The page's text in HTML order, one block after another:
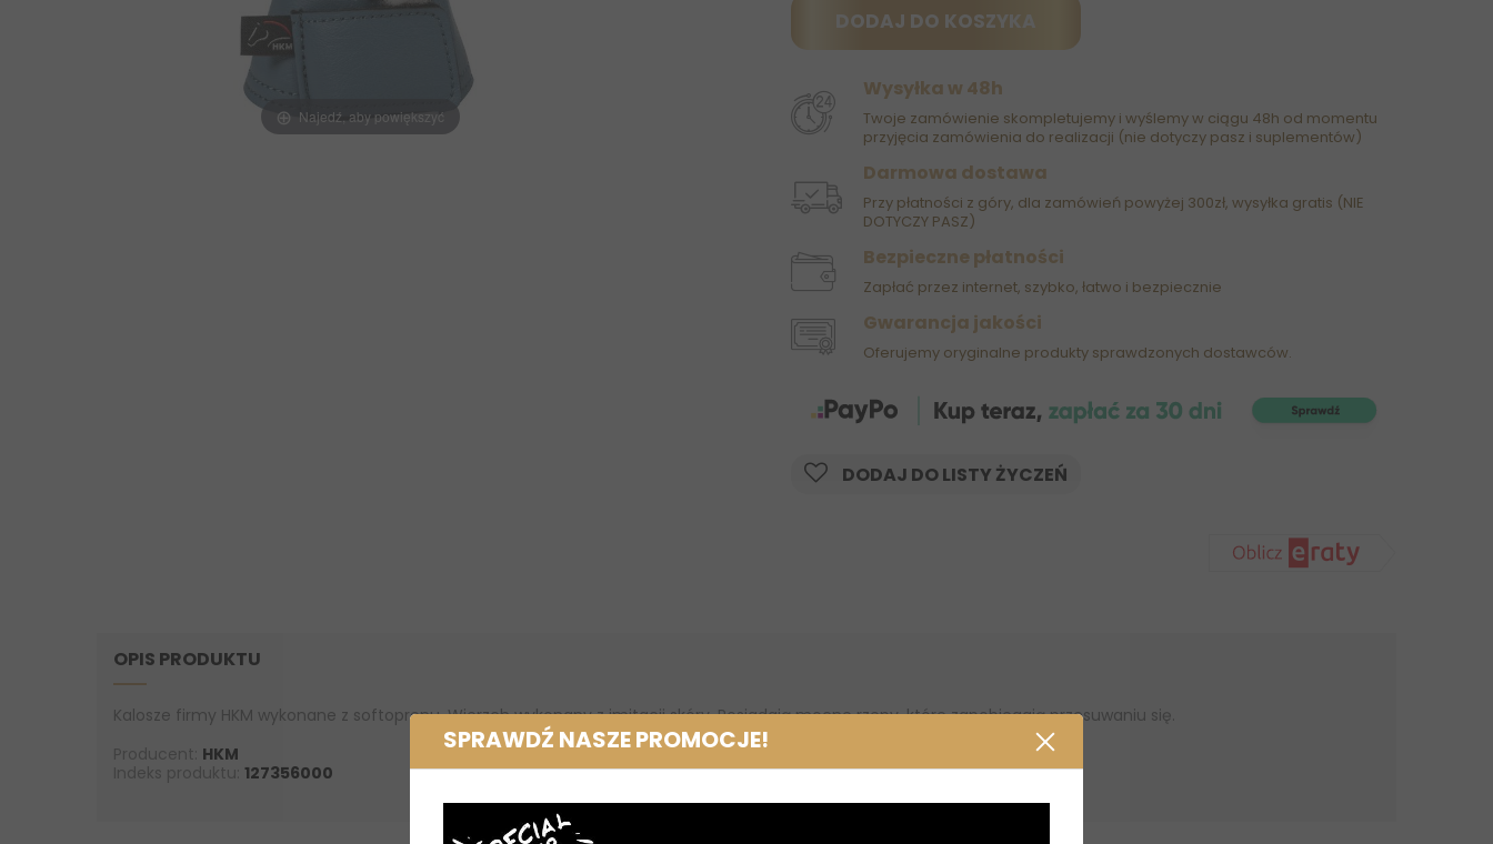
SPRAWDŹ NASZE PROMOCJE!
Najedź, aby powiększyć
DODAJ DO KOSZYKA
Wysyłka w 48h
Twoje zamówienie skompletujemy i wyślemy w ciągu 48h od momentu
przyjęcia zamówienia do realizacji (nie dotyczy pasz i suplementów)
Darmowa dostawa
Przy płatności z góry, dla zamówień powyżej 300zł, wysyłka gratis (NIE
DOTYCZY PASZ)
Bezpieczne płatności
Zapłać przez internet, szybko, łatwo i bezpiecznie
Gwarancja jakości
Oferujemy oryginalne produkty sprawdzonych dostawców.
DODAJ DO LISTY ŻYCZEŃ
OPIS PRODUKTU
Kalosze firmy HKM wykonane z softoprenu. Wierzch wykonany z imitacji skóry. Posiadają mocne rzepy, które zapobiegają przesuwaniu się.
Producent: HKM
Indeks produktu: 127356000